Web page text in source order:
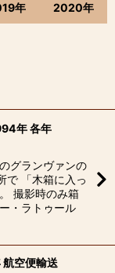
年 2020年
年 各年
グランヴァンの
で 「木箱に入っ
撮影時のみ箱
・ラトゥール
空便輸送